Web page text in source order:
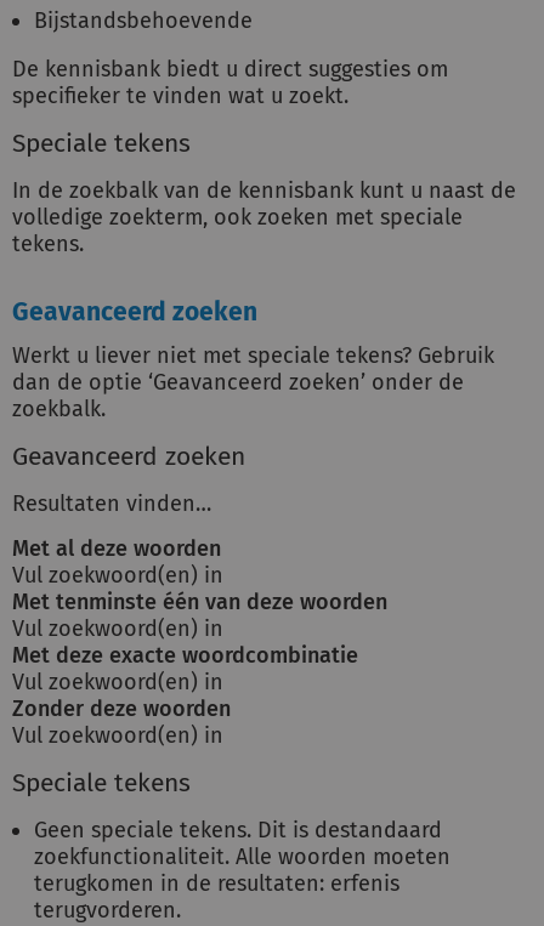
Bijstandsbehoevende
De kennisbank biedt u direct suggesties om
specifieker te vinden wat u zoekt.
Speciale tekens
In de zoekbalk van de kennisbank kunt u naast de
volledige zoekterm, ook zoeken met speciale
tekens.
Geavanceerd zoeken
Werkt u liever niet met speciale tekens? Gebruik
dan de optie ‘Geavanceerd zoeken’ onder de
zoekbalk.
Geavanceerd zoeken
Resultaten vinden…
Met al deze woorden
Vul zoekwoord(en) in
Met tenminste één van deze woorden
Vul zoekwoord(en) in
Met deze exacte woordcombinatie
Vul zoekwoord(en) in
Zonder deze woorden
Vul zoekwoord(en) in
Speciale tekens
Geen speciale tekens. Dit is destandaard
zoekfunctionaliteit. Alle woorden moeten
terugkomen in de resultaten: erfenis
terugvorderen.